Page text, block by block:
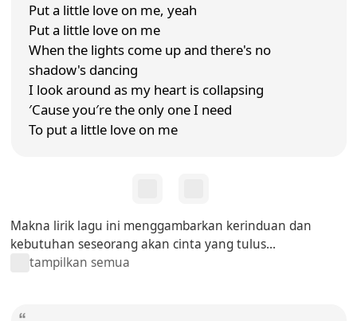
Put a little love on me, yeah
Put a little love on me
When the lights come up and there's no
shadow's dancing
I look around as my heart is collapsing
′Cause you′re the only one I need
To put a little love on me
Makna lirik lagu ini menggambarkan kerinduan dan
kebutuhan seseorang akan cinta yang tulus...
tampilkan semua